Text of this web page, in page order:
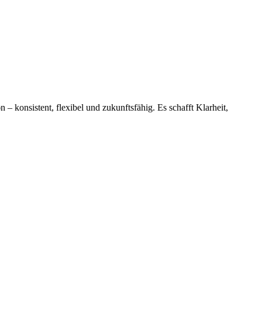
– konsistent, flexibel und zukunftsfähig. Es schafft Klarheit,